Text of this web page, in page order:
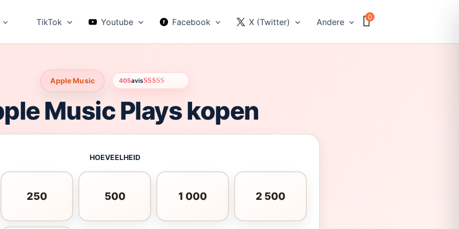
TikTok Youtube Facebook X (Twitter) Andere 0
Apple Music
gebaseerd
op
klantbeoordelingen
405avis
Music Plays kopen
HOEVEELHEID
250 500 1 000 2 500